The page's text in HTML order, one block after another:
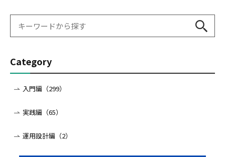
Category
入門編（299）
実践編（65）
運用設計編（2）